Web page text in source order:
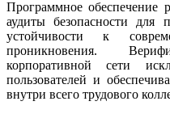
Программное обеспечение
аудиты безопасности для
устойчивости к
проникновения.
корпоративной сети
пользователей и
внутри всего трудового